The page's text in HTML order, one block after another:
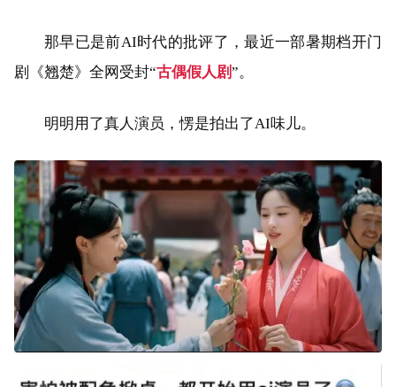
那早已是前AI时代的批评了，最近一部暑期档开门
剧《翘楚》全网受封“古偶假人剧”。
明明用了真人演员，愣是拍出了AI味儿。